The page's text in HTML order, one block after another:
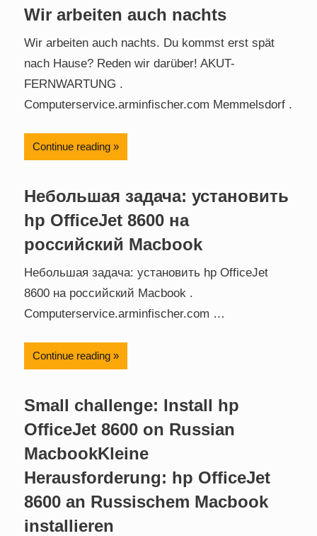
Wir arbeiten auch nachts
Wir arbeiten auch nachts. Du kommst erst spät
nach Hause? Reden wir darüber! AKUT-
FERNWARTUNG .
Computerservice.arminfischer.com Memmelsdorf .
Continue reading
Небольшая задача: установить
hp OfficeJet 8600 на
российский Macbook
Небольшая задача: установить hp OfficeJet
8600 на российский Macbook .
Computerservice.arminfischer.com …
Continue reading
Small challenge: Install hp
OfficeJet 8600 on Russian
MacbookKleine
Herausforderung: hp OfficeJet
8600 an Russischem Macbook
installieren